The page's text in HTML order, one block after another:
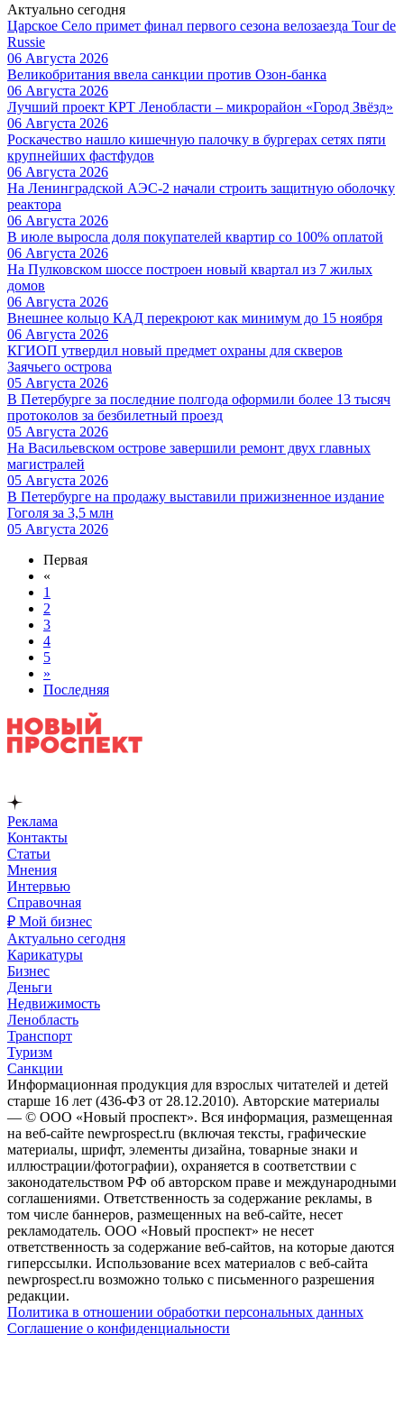
Актуально сегодня
Царское Село примет финал первого сезона велозаезда Tour de
Russie
06 Августа 2026
Великобритания ввела санкции против Озон-банка
06 Августа 2026
Лучший проект КРТ Ленобласти – микрорайон «Город Звёзд»
06 Августа 2026
Роскачество нашло кишечную палочку в бургерах сетях пяти
крупнейших фастфудов
06 Августа 2026
На Ленинградской АЭС-2 начали строить защитную оболочку
реактора
06 Августа 2026
В июле выросла доля покупателей квартир со 100% оплатой
06 Августа 2026
На Пулковском шоссе построен новый квартал из 7 жилых
домов
06 Августа 2026
Внешнее кольцо КАД перекроют как минимум до 15 ноября
06 Августа 2026
КГИОП утвердил новый предмет охраны для скверов
Заячьего острова
05 Августа 2026
В Петербурге за последние полгода оформили более 13 тысяч
протоколов за безбилетный проезд
05 Августа 2026
На Васильевском острове завершили ремонт двух главных
магистралей
05 Августа 2026
В Петербурге на продажу выставили прижизненное издание
Гоголя за 3,5 млн
05 Августа 2026
Первая
«
1
2
3
4
5
»
Последняя
Реклама
Контакты
Статьи
Мнения
Интервью
Справочная
₽ Мой бизнес
Актуально сегодня
Карикатуры
Бизнес
Деньги
Недвижимость
Ленобласть
Транспорт
Туризм
Санкции
Информационная продукция для взрослых читателей и детей
старше 16 лет (436-ФЗ от 28.12.2010). Авторские материалы
— © ООО «Новый проспект». Вся информация, размещенная
на веб-сайте newprospect.ru (включая тексты, графические
материалы, шрифт, элементы дизайна, товарные знаки и
иллюстрации/фотографии), охраняется в соответствии с
законодательством РФ об авторском праве и международными
соглашениями. Ответственность за содержание рекламы, в
том числе баннеров, размещенных на веб-сайте, несет
рекламодатель. ООО «Новый проспект» не несет
ответственность за содержание веб-сайтов, на которые даются
гиперссылки. Использование всех материалов с веб-сайта
newprospect.ru возможно только с письменного разрешения
редакции.
Политика в отношении обработки персональных данных
Соглашение о конфиденциальности